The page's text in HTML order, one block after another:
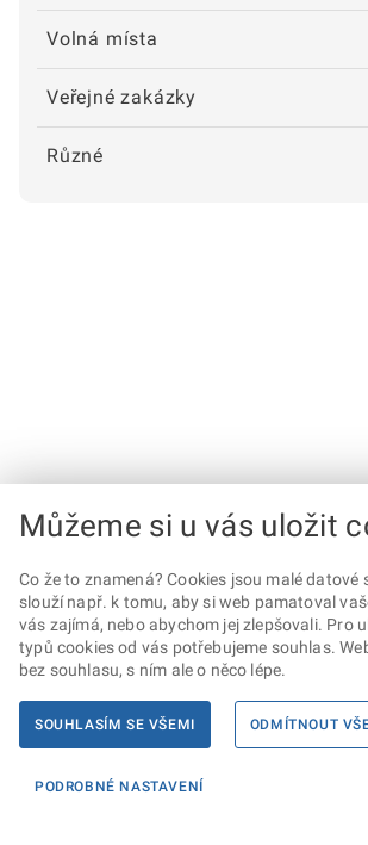
Volná místa
Veřejné zakázky
Různé
Můžeme si u vás uložit
Co že to znamená? Cookies jsou malé datové
slouží např. k tomu, aby si web pamatoval
vás zajímá, nebo abychom jej zlepšovali. Pro
typů cookies od vás potřebujeme souhlas.
bez souhlasu, s ním ale o něco lépe.
SOUHLASÍM SE VŠEMI ODMÍTNOUT
PODROBNÉ NASTAVENÍ